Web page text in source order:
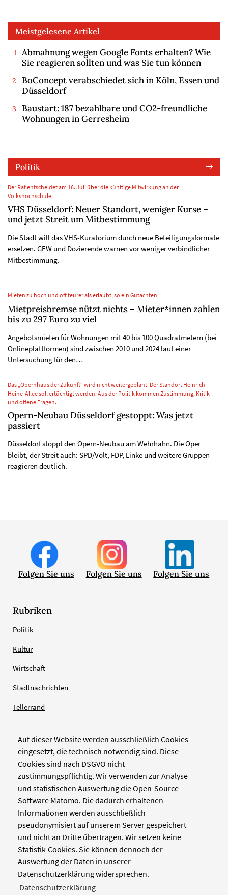
Auf dieser Website werden ausschließlich Cookies
eingesetzt, die technisch notwendig sind. Diese
Cookies sind nach DSGVO nicht
zustimmungspflichtig. Wir verwenden zur Analyse
und statistischen Auswertung die Open-Source-
Software Matomo. Die dadurch erhaltenen
Informationen werden ausschließlich
pseudonymisiert auf unserem Server gespeichert
und nicht an Dritte übertragen. Wir setzen keine
Statistik-Cookies. Sie können dennoch der
Auswertung der Daten in unserer
Datenschutzerklärung widersprechen.
Datenschutzerklärung
Meistgelesene Artikel
Abmahnung wegen Google Fonts erhalten? Wie
Sie reagieren sollten und was Sie tun können
BoConcept verabschiedet sich in Köln, Essen und
Düsseldorf
Baustart: 187 bezahlbare und CO2-freundliche
Wohnungen in Gerresheim
Politik
Der Rat entscheidet am 16. Juli über die künftige Mitwirkung an der
Volkshochschule.
VHS Düsseldorf: Neuer Standort, weniger Kurse –
und jetzt Streit um Mitbestimmung
Die Stadt will das VHS-Kuratorium durch neue Beteiligungsformate
ersetzen. GEW und Dozierende warnen vor weniger verbindlicher
Mitbestimmung.
Mieten zu hoch und oft teurer als erlaubt, so ein Gutachten
Mietpreisbremse nützt nichts – Mieter*innen zahlen
bis zu 297 Euro zu viel
Angebotsmieten für Wohnungen mit 40 bis 100 Quadratmetern (bei
Onlineplattformen) sind zwischen 2010 und 2024 laut einer
Untersuchung für den…
Das „Opernhaus der Zukunft“ wird nicht weitergeplant. Der Standort Heinrich-
Heine-Allee soll ertüchtigt werden. Aus der Politik kommen Zustimmung, Kritik
und offene Fragen.
Opern-Neubau Düsseldorf gestoppt: Was jetzt
passiert
Düsseldorf stoppt den Opern-Neubau am Wehrhahn. Die Oper
bleibt, der Streit auch: SPD/Volt, FDP, Linke und weitere Gruppen
reagieren deutlich.
Folgen Sie uns Folgen Sie uns Folgen Sie uns
Rubriken
Politik
Kultur
Wirtschaft
Stadtnachrichten
Tellerrand
Verlag
Zellwerk GmbH & Co KG
Pinienstraße 2
40233 Düsseldorf
www.zellwerk.com